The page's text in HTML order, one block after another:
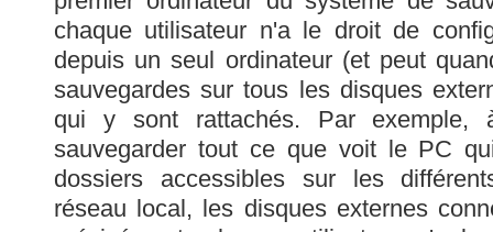
chaque utilisateur n'a le droit de
depuis un seul ordinateur (et peut
sauvegardes sur tous les disques
qui y sont rattachés. Par
sauvegarder tout ce que voit le PC
dossiers accessibles sur les
réseau local, les disques externes